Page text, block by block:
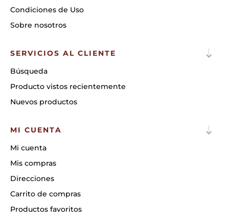
Condiciones de Uso
Sobre nosotros
SERVICIOS AL CLIENTE
Búsqueda
Producto vistos recientemente
Nuevos productos
MI CUENTA
Mi cuenta
Mis compras
Direcciones
Carrito de compras
Productos favoritos